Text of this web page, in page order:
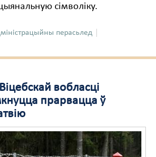
сімволіку.
перасьлед
вобласці
прарвацца ў